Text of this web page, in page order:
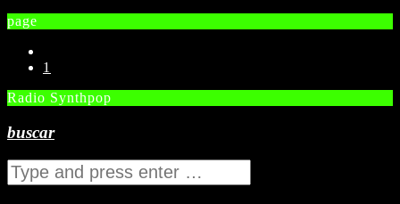
page
1
Radio Synthpop
buscar